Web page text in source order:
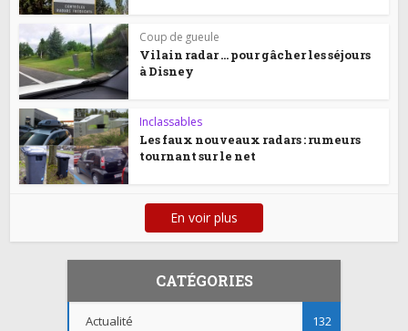
Coup de gueule
Vilain radar … pour gâcher les séjours
à Disney
Inclassables
Les faux nouveaux radars : rumeurs
tournant sur le net
En voir plus
CATÉGORIES
Actualité 132